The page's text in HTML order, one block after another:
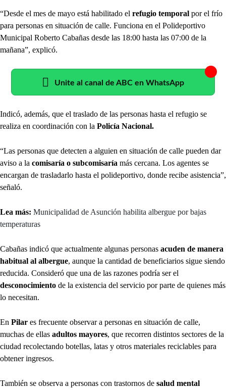
“Desde el mes de mayo está habilitado el refugio temporal por el frío
para personas en situación de calle. Funciona en el Polideportivo
Municipal Roberto Cabañas desde las 18:00 hasta las 07:00 de la
mañana”, explicó.
Unite al canal de ABC en WhatsApp
Indicó, además, que el traslado de las personas hasta el refugio se
realiza en coordinación con la Policía Nacional.
“Las personas que detecten a alguien en situación de calle pueden dar
aviso a la comisaría o subcomisaría más cercana. Los agentes se
encargan de trasladarlo hasta el polideportivo, donde recibe asistencia”,
señaló.
Lea más: Municipalidad de Asunción habilita albergue por bajas
temperaturas
Cabañas indicó que actualmente algunas personas acuden de manera
habitual al albergue, aunque la cantidad de beneficiarios sigue siendo
reducida. Consideró que una de las razones podría ser el
desconocimiento de la existencia del servicio por parte de quienes más
lo necesitan.
En Pilar es frecuente observar a personas en situación de calle,
muchas de ellas adultos mayores, que recorren distintos sectores de la
ciudad recolectando botellas, latas y otros materiales reciclables para
obtener ingresos.
También se observa a personas con trastornos de salud mental